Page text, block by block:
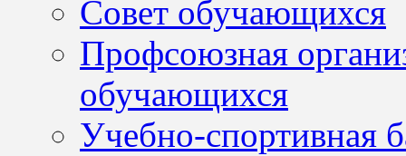
Совет обучающихся
Профсоюзная
обучающихся
Учебно-спортивная